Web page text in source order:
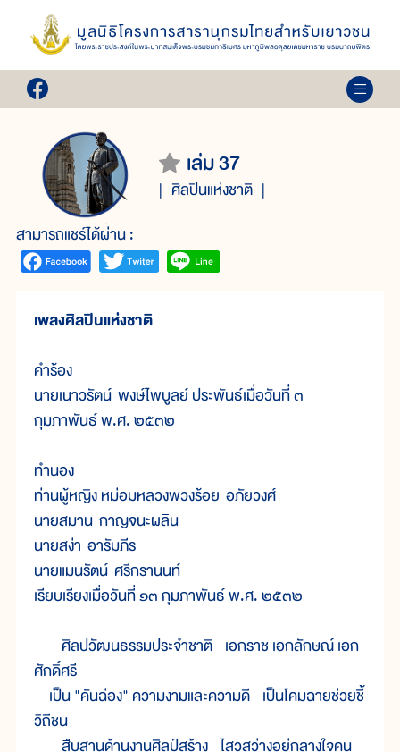
เล่ม 37
ศิลปินแห่งชาติ
สามารถแชร์ได้ผ่าน :
เพลงศิลปินแห่งชาติ
คำร้อง
นายเนาวรัตน์ พงษ์ไพบูลย์ ประพันธ์เมื่อวันที่ ๓
กุมภาพันธ์ พ.ศ. ๒๕๓๒
ทำนอง
ท่านผู้หญิง หม่อมหลวงพวงร้อย อภัยวงศ์
นายสมาน กาญจนะผลิน
นายสง่า อารัมภีร
นายแมนรัตน์ ศรีกรานนท์
เรียบเรียงเมื่อวันที่ ๑๓ กุมภาพันธ์ พ.ศ. ๒๕๓๒
ศิลปวัฒนธรรมประจำชาติ เอกราช เอกลักษณ์ เอก
ศักดิ์ศรี
เป็น "คันฉ่อง" ความงามและความดี เป็นโคมฉายช่วยชี้
วิถีชน
สืบสานด้านงานศิลป์สร้าง ไสวสว่างอยู่กลางใจคน